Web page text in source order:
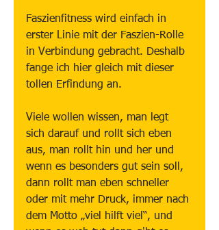
Faszienfitness wird einfach in
erster Linie mit der Faszien-Rolle
in Verbindung gebracht. Deshalb
fange ich hier gleich mit dieser
tollen Erfindung an.
Viele wollen wissen, man legt
sich darauf und rollt sich eben
aus, man rollt hin und her und
wenn es besonders gut sein soll,
dann rollt man eben schneller
oder mit mehr Druck, immer nach
dem Motto „viel hilft viel“, und